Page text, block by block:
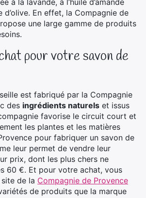
à la lavande, à l’huile d’amande
d’olive. En effet, la Compagnie de
une large gamme de produits
pour votre savon de
est fabriqué par la Compagnie
des ingrédients naturels et issus
favorise le circuit court et
les plantes et les matières
pour fabriquer un savon de
leur permet de vendre leur
prix, dont les plus chers ne
60 €. Et pour votre achat, vous
de la Compagnie de Provence
de produits que la marque